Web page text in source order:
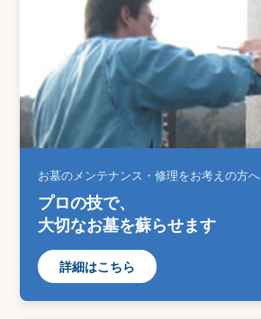
お墓のメンテナンス・修理をお考えの方へ
プロの技で、
大切なお墓を蘇らせます
詳細はこちら